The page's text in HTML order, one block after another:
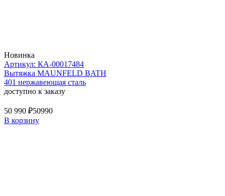
Новинка
Артикул: КА-00017484
Вытяжка MAUNFELD BATH
401 нержавеющая сталь
доступно к заказу
50 990 ₽50990
В корзину